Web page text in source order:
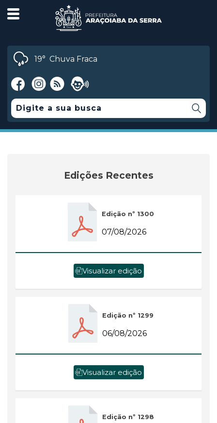
19° Chuva Fraca
Edições Recentes
Edição nº 1300
07/08/2026
Visualizar edição
Edição nº 1299
06/08/2026
Visualizar edição
Edição nº 1298